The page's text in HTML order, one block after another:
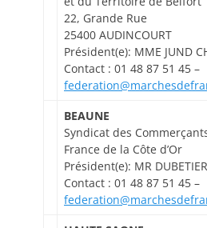
22, Grande Rue
25400 AUDINCOURT
Président(e): MME JUND
Contact : 01 48 87 51 45 –
BEAUNE
Syndicat des
France de la Côte d’Or
Président(e): MR
Contact : 01 48 87 51 45 –